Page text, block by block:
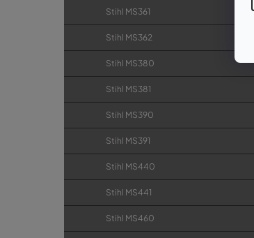
Stihl MS361
Stihl MS362
Stihl MS380
Stihl MS381
Stihl MS390
Stihl MS391
Stihl MS440
Stihl MS441
Stihl MS460